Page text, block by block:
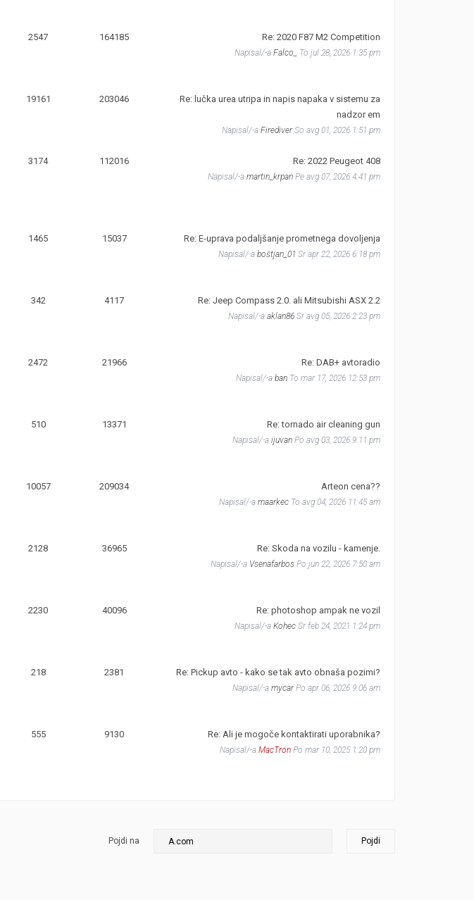
2547 164185 Re: 2020 F87 M2 Competition
Napisal/-a Falco_ To jul 28, 2026 1:35 pm
19161 203046
Re: lučka urea utripa in napis napaka v sistemu za
nadzor em
Napisal/-a FirediverSo avg 01, 2026 1:51 pm
3174 112016 Re: 2022 Peugeot 408
Napisal/-a martin_krpan Pe avg 07, 2026 4:41 pm
1465 15037 Re: E-uprava podaljšanje prometnega dovoljenja
Napisal/-a boštjan_01 Sr apr 22, 2026 6:18 pm
342 4117 Re: Jeep Compass 2.0. ali Mitsubishi ASX 2.2
Napisal/-a aklan86 Sr avg 05, 2026 2:23 pm
2472 21966 Re: DAB+ avtoradio
Napisal/-a ban To mar 17, 2026 12:53 pm
510 13371 Re: tornado air cleaning gun
Napisal/-a ijuvan Po avg 03, 2026 9:11 pm
10057 209034 Arteon cena??
Napisal/-a maarkec To avg 04, 2026 11:45 am
2128 36965 Re: Skoda na vozilu - kamenje.
Napisal/-a Vsenafarbos Po jun 22, 2026 7:50 am
2230 40096 Re: photoshop ampak ne vozil
Napisal/-a Kohec Sr feb 24, 2021 1:24 pm
218 2381 Re: Pickup avto - kako se tak avto obnaša pozimi?
Napisal/-a mycarPo apr 06, 2026 9:06 am
555 9130 Re: Ali je mogoče kontaktirati uporabnika?
Napisal/-a MacTron Po mar 10, 2025 1:20 pm
Pojdi na Pojdi